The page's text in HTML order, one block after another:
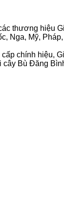
thương hiệu
Nga, Mỹ,
chính hiệu,
cây Bù Đăng